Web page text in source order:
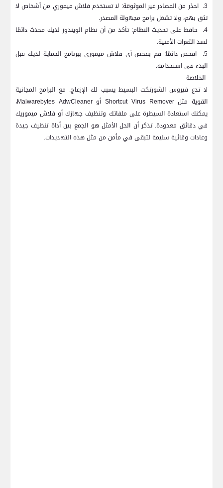
3. احذر من المصادر غير الموثوقة: لا تستخدم فلاش ميموري من أشخاص لا
تثق بهم، ولا تشغل برامج مجهولة المصدر.
4. حافظ على تحديث النظام: تأكد من أن نظام الويندوز لديك محدث دائمًا
لسد الثغرات الأمنية.
5.
افحص دائمًا: قم بفحص أي فلاش ميموري ببرنامج الحماية لديك قبل
البدء في استخدامه.
الخلاصة
لا تدع فيروس الشورتكت البسيط يسبب لك الإزعاج. مع البرامج المجانية
القوية مثلShortcut Virus RemoverأوMalwarebytes AdwCleaner،
يمكنك استعادة السيطرة على ملفاتك وتنظيف جهازك أو فلاش ميموريك
في دقائق معدودة. تذكر أن الحل الأمثل هو الجمع بين أداة تنظيف جيدة
وعادات وقائية سليمة لتبقى في مأمن من مثل هذه التهديدات.